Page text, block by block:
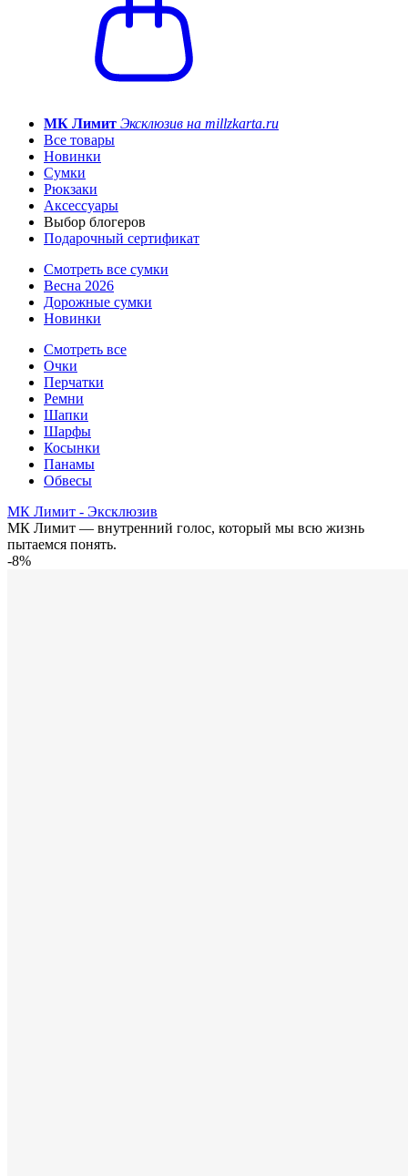
МК Лимит Эксклюзив на millzkarta.ru
Все товары
Новинки
Сумки
Рюкзаки
Аксессуары
Выбор блогеров
Подарочный сертификат
Смотреть все сумки
Весна 2026
Дорожные сумки
Новинки
Смотреть все
Очки
Перчатки
Ремни
Шапки
Шарфы
Косынки
Панамы
Обвесы
МК Лимит - Эксклюзив
МК Лимит — внутренний голос, который мы всю жизнь
пытаемся понять.
-8%